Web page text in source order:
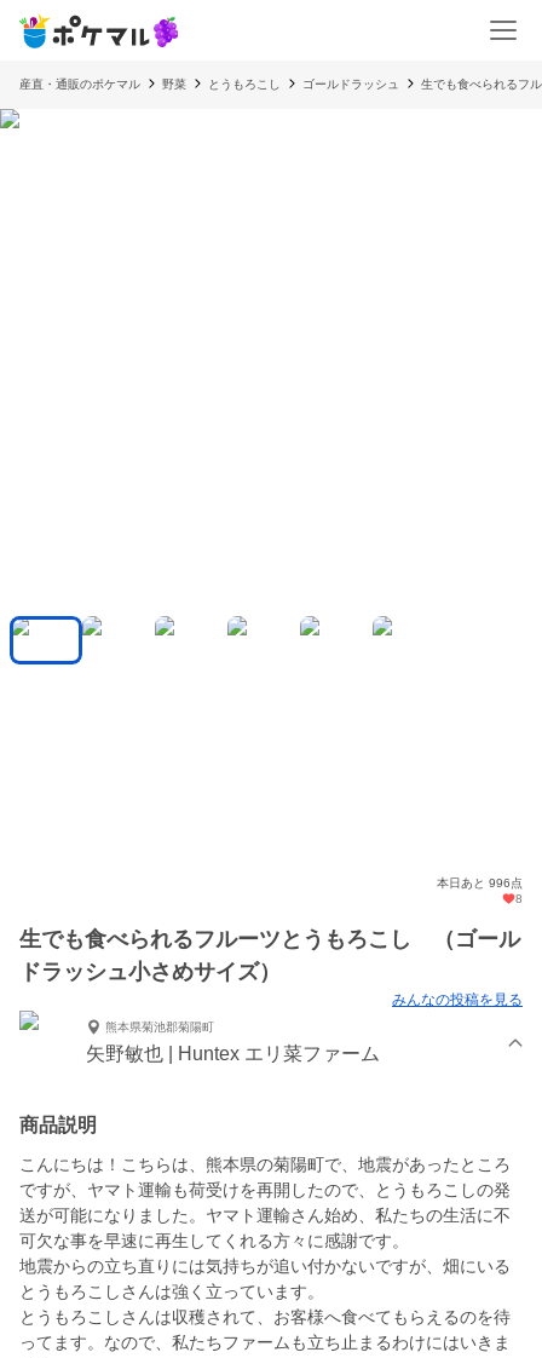
産直・通販のポケマル 野菜 とうもろこし ゴールドラッシュ 生でも食べられるフ
本日あと 996点
8
生でも食べられるフルーツとうもろこし （ゴール
ドラッシュ小さめサイズ）
みんなの投稿を見る
熊本県菊池郡菊陽町
矢野敏也 | Huntex エリ菜ファーム
商品説明
こんにちは！こちらは、熊本県の菊陽町で、地震があったところ
ですが、ヤマト運輸も荷受けを再開したので、とうもろこしの発
送が可能になりました。ヤマト運輸さん始め、私たちの生活に不
可欠な事を早速に再生してくれる方々に感謝です。
地震からの立ち直りには気持ちが追い付かないですが、畑にいる
とうもろこしさんは強く立っています。
とうもろこしさんは収穫されて、お客様へ食べてもらえるのを待
ってます。なので、私たちファームも立ち止まるわけにはいきま